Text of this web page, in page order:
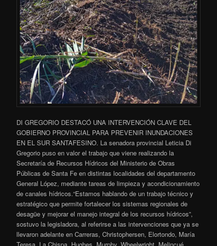
DI GREGORIO DESTACÓ UNA INTERVENCIÓN CLAVE DEL
GOBIERNO PROVINCIAL PARA PREVENIR INUNDACIONES
EN EL SUR SANTAFESINO. La senadora provincial Leticia Di
Gregorio puso en valor el trabajo que viene realizando la
Secretaría de Recursos Hídricos del Ministerio de Obras
Públicas de Santa Fe en distintas localidades del departamento
General López, mediante tareas de limpieza y acondicionamiento
de canales hídricos.“Estamos hablando de un trabajo técnico y
estratégico que permite fortalecer los sistemas regionales de
desagüe y mejorar el manejo integral de los recursos hídricos”,
sostuvo la legisladora, al referirse a las intervenciones que ya se
llevaron adelante en Carreras, Christophersen, Elortondo, María